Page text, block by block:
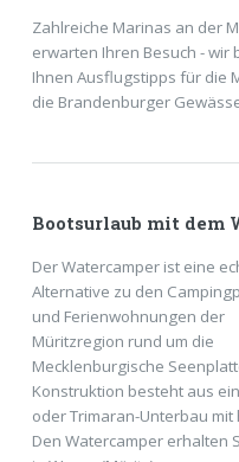
Zahlreiche Marinas an der
erwarten Ihren Besuch -
Ihnen Ausflugstipps für die
die Brandenburger
Bootsurlaub mit dem
Der Watercamper ist eine
Alternative zu den
und Ferienwohnungen der
Müritzregion rund um die
Mecklenburgische
Konstruktion besteht aus
oder Trimaran-Unterbau
Den Watercamper erhalten